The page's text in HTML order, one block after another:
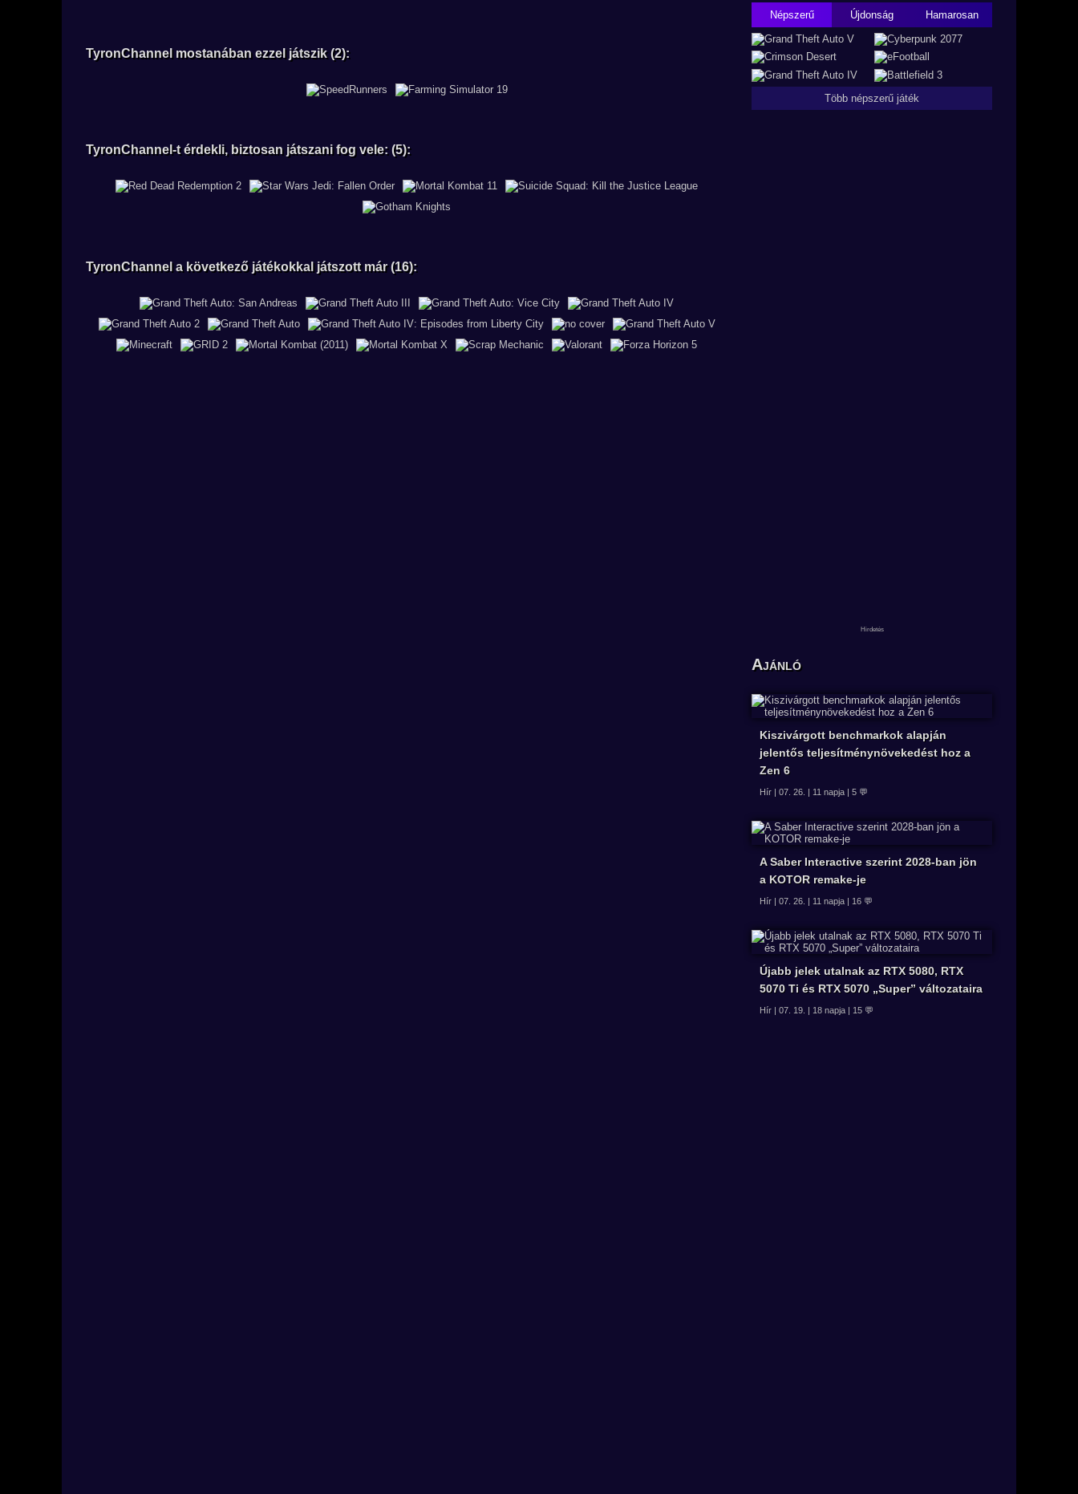
TyronChannel mostanában ezzel játszik (2):
TyronChannel-t érdekli, biztosan játszani fog vele: (5):
TyronChannel a következő játékokkal játszott már (16):
Népszerű Újdonság Hamarosan
Több népszerű játék
Ajánló
Kiszivárgott benchmarkok alapján
jelentős teljesítménynövekedést hoz a
Zen 6
Hír | 07. 26. | 11 napja | 5 💬
A Saber Interactive szerint 2028-ban jön
a KOTOR remake-je
Hír | 07. 26. | 11 napja | 16 💬
Újabb jelek utalnak az RTX 5080, RTX
5070 Ti és RTX 5070 „Super” változataira
Hír | 07. 19. | 18 napja | 15 💬